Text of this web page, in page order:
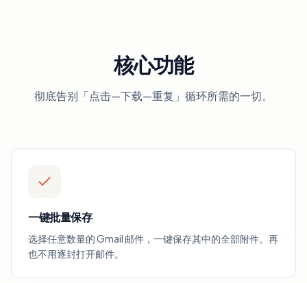
核心功能
彻底告别「点击—下载—重复」循环所需的一切。
一键批量保存
选择任意数量的 Gmail 邮件，一键保存其中的全部附件。再
也不用逐封打开邮件。